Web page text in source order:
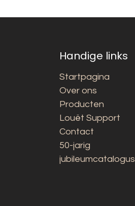
Handige links
Startpagina
Over ons
Producten
Louët Support
Contact
50-jarig
jubileumcatalogus